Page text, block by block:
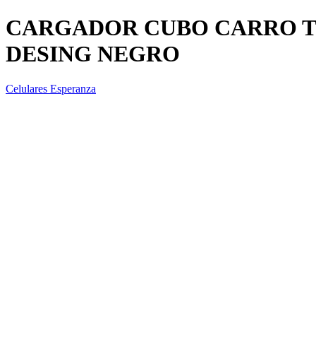
CARGADOR CUBO CARRO
DESING NEGRO
Celulares Esperanza